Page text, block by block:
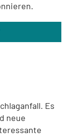
Es
neue